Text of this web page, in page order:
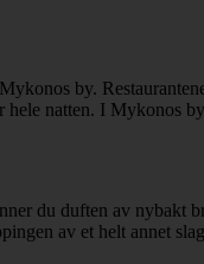
by.
natten. I Mykonos
du duften av nybakt
av et helt annet